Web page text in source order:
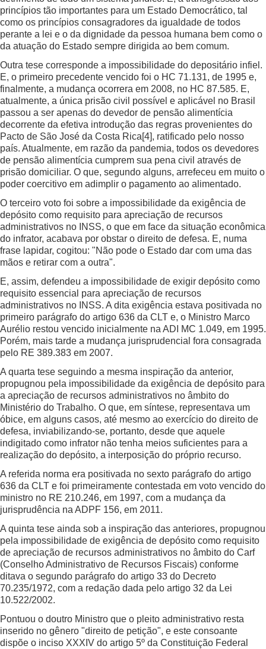
princípios tão importantes para um Estado Democrático, tal
como os princípios consagradores da igualdade de todos
perante a lei e o da dignidade da pessoa humana bem como o
da atuação do Estado sempre dirigida ao bem comum.
Outra tese corresponde a impossibilidade do depositário infiel.
E, o primeiro precedente vencido foi o HC 71.131, de 1995 e,
finalmente, a mudança ocorrera em 2008, no HC 87.585. E,
atualmente, a única prisão civil possível e aplicável no Brasil
passou a ser apenas do devedor de pensão alimentícia
decorrente da efetiva introdução das regras provenientes do
Pacto de São José da Costa Rica[4], ratificado pelo nosso
país. Atualmente, em razão da pandemia, todos os devedores
de pensão alimentícia cumprem sua pena civil através de
prisão domiciliar. O que, segundo alguns, arrefeceu em muito o
poder coercitivo em adimplir o pagamento ao alimentado.
O terceiro voto foi sobre a impossibilidade da exigência de
depósito como requisito para apreciação de recursos
administrativos no INSS, o que em face da situação econômica
do infrator, acabava por obstar o direito de defesa. E, numa
frase lapidar, cogitou: "Não pode o Estado dar com uma das
mãos e retirar com a outra".
E, assim, defendeu a impossibilidade de exigir depósito como
requisito essencial para apreciação de recursos
administrativos no INSS. A dita exigência estava positivada no
primeiro parágrafo do artigo 636 da CLT e, o Ministro Marco
Aurélio restou vencido inicialmente na ADI MC 1.049, em 1995.
Porém, mais tarde a mudança jurisprudencial fora consagrada
pelo RE 389.383 em 2007.
A quarta tese seguindo a mesma inspiração da anterior,
propugnou pela impossibilidade da exigência de depósito para
a apreciação de recursos administrativos no âmbito do
Ministério do Trabalho. O que, em síntese, representava um
óbice, em alguns casos, até mesmo ao exercício do direito de
defesa, inviabilizando-se, portanto, desde que aquele
indigitado como infrator não tenha meios suficientes para a
realização do depósito, a interposição do próprio recurso.
A referida norma era positivada no sexto parágrafo do artigo
636 da CLT e foi primeiramente contestada em voto vencido do
ministro no RE 210.246, em 1997, com a mudança da
jurisprudência na ADPF 156, em 2011.
A quinta tese ainda sob a inspiração das anteriores, propugnou
pela impossibilidade de exigência de depósito como requisito
de apreciação de recursos administrativos no âmbito do Carf
(Conselho Administrativo de Recursos Fiscais) conforme
ditava o segundo parágrafo do artigo 33 do Decreto
70.235/1972, com a redação dada pelo artigo 32 da Lei
10.522/2002.
Pontuou o doutro Ministro que o pleito administrativo resta
inserido no gênero "direito de petição", e este consoante
dispõe o inciso XXXIV do artigo 5º da Constituição Federal